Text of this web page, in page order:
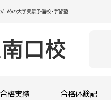
めの大学受験予備校･学習塾
合格実績 合格体験記